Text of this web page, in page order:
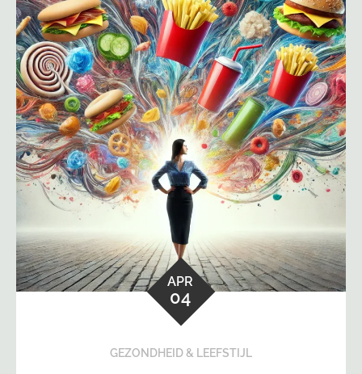
APR
04
GEZONDHEID & LEEFSTIJL